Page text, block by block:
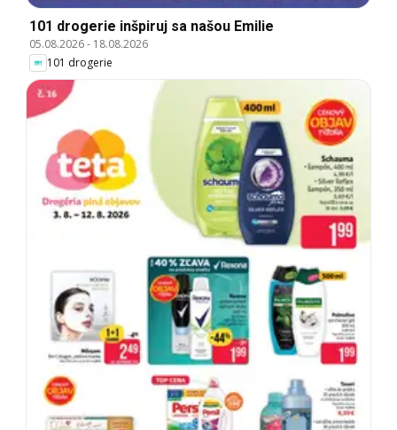
101 drogerie inšpiruj sa našou Emilie
05.08.2026- 18.08.2026
101 drogerie